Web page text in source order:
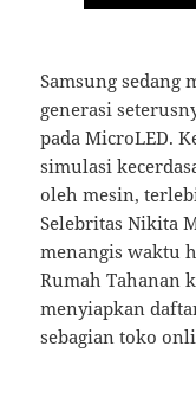
Samsung sedang
generasi
pada MicroLED.
simulasi
oleh mesin,
Selebritas Nikita
menangis waktu
Rumah Tahanan
menyiapkan
sebagian toko